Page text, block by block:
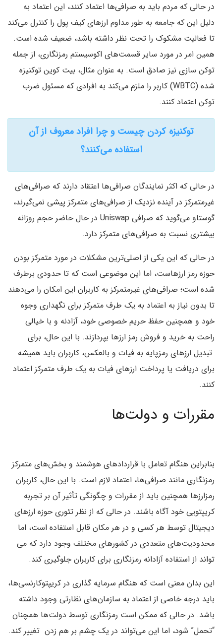
در حالی که مردم باید به صرافی‌ها اعتماد کنند، این اعتماد به
دلیل این که جامعه به طور مداوم ارزهای کیف پول را کنترل می‌کند
تا فعالیت مشکوک را تحت نظر داشته باشد، ضعیف شده است.
همین امر در مورد سایر قسمت‌های اکوسیستم رمزنگاری، از جمله
توکن سازی نیز صادق است. به عنوان مثال، بیت کوین توکنیزه
شده (WBTC) کاربر را ملزم می‌کند به افرادی که مسئول ضرب
توکن اعتماد کنند.
توکنیزه کردن چیست و چرا افراد معروف از آن
استفاده می‌کنند؟
در حالی که اکثر نمایندگان صرافی‌ها اعتقاد دارند که صرافی‌های
غیرمتمرکز در آینده نزدیک از صرافی‌های متمرکز پیشی نمی‌گیرند،
گوستاو می‌گوید که صرافی Uniswap در حال حاضر حجم روزانه
بیشتری نسبت به صرافی‌های متمرکز دارد.
در حالی که این یکی از اصلی‌ترین مشکلات در مورد متمرکز بودن
حوزه رمز ارزهاست، اما این موضوعی است که تا حدودی برطرف
شده است؛ صرافی‌های غیرمتمرکز به کاربران این امکان را می‌دهند
تا بدون نیاز به اعتماد به یک طرف متمرکز برای نگهداری وجوه
خود و همچنین حفظ حریم خصوصی خود، آزادنه و با خیالی
راحت به خرید و فروش رمز ارزها بپردازند. با این حال، برای
تبدیل ارزهای رمزپایه به فیات و بالعکس، کاربران باید همیشه
برای دریافت یا پرداخت ارزهای فیات به یک طرف متمرکز اعتماد
کنند.
مقررات و دولت‌ها
بنابراین هنگام تعامل با قراردادهای هوشمند و بخش‌های متمرکز
رمزنگاری مانند صرافی‌ها، اعتماد لازم است. با این حال، کاربران
رمزارزها همچنین باید از مقررات و چگونگی تأثیر آن بر تجربه
کریپتویی خود آگاه باشند. در حالی که از نظر تئوری حوزه ارزهای
دیجیتال توسط هر کسی و در هر مکان قابل استفاده است، اما
محدودیت‌های متعددی در کشورهای مختلف وجود دارد که می
تواند از استفاده آزادانه رمزنگاری برای کاربران جلوگیری کند.
این بدان معنی است که هنگام سرمایه گذاری در کریپتوکارنسی‌ها،
باید درجه خاصی از اعتماد به سازمان‌های نظارتی وجود داشته
باشد. در حالی که ممکن است رمزنگاری توسط دولت‌ها همچنان
“تحمل” شود، اما این می‌تواند در یک چشم بر هم زدن تغییر کند.